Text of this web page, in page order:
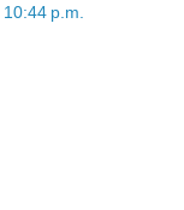
p.m.